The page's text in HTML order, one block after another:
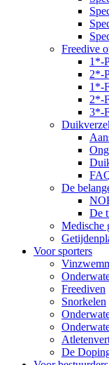
Freedive
1*-
2*-
1*-
2*-
3*-
De
De
Medische
Voor sporters
Freediven
Snorkelen
De